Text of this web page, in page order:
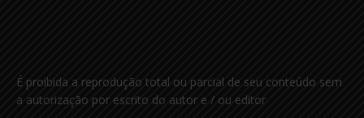
É proibida a reprodução total ou parcial de seu conteúdo sem
a autorização por escrito do autor e / ou editor